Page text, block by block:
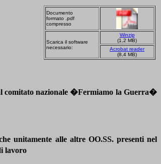
Documento
formato .pdf
compresso
Scarica il software
necessario:
Winzip
(1,2 MB)
Acrobat reader
(8,4 MB)
comitato nazionale �Fermiamo la Guerra�
unitamente alle altre OO.SS. presenti nel
lavoro